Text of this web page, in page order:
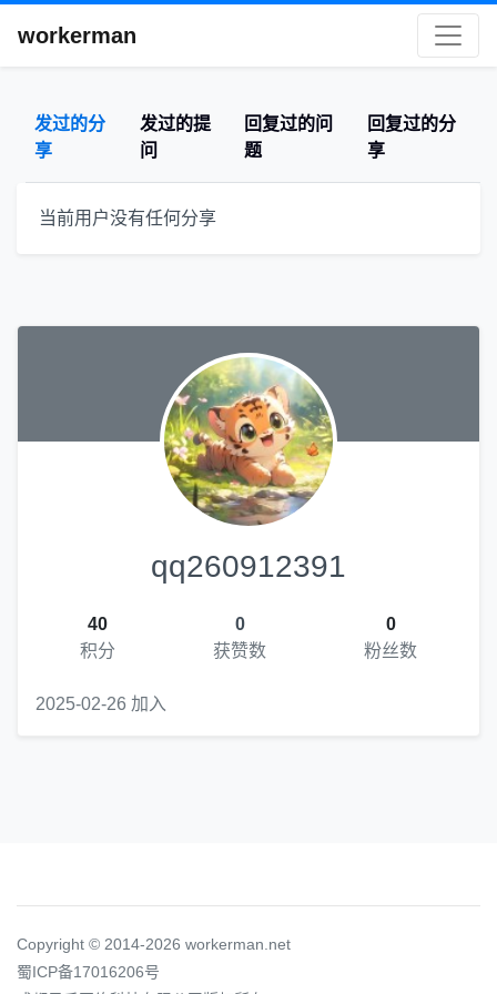
workerman
发过的分
享
发过的提
问
回复过的问
题
回复过的分
享
当前用户没有任何分享
qq260912391
40
积分
0
获赞数
0
粉丝数
2025-02-26 加入
Copyright © 2014-2026 workerman.net
蜀ICP备17016206号